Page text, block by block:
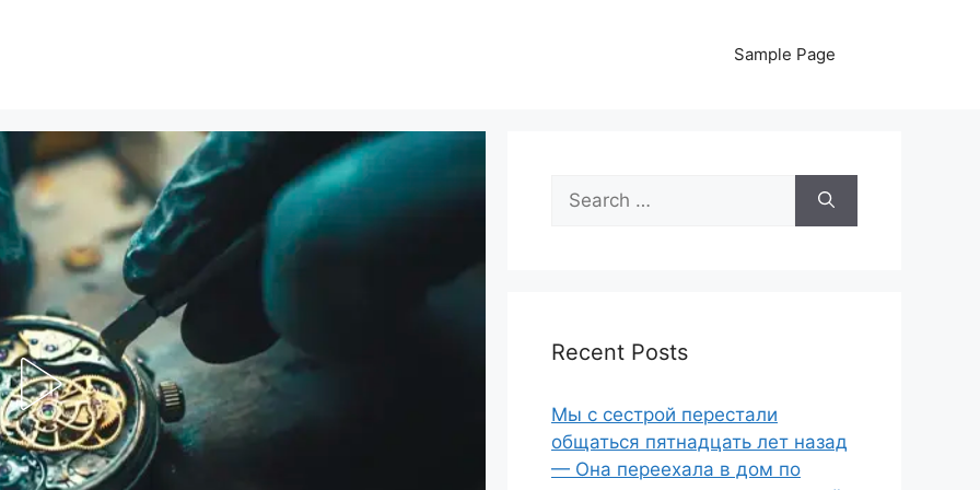
Sample Page
Search
for:
Recent Posts
Мы с сестрой перестали
общаться пятнадцать лет назад
— Она переехала в дом по